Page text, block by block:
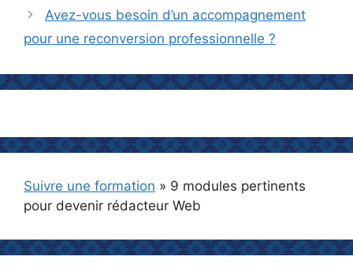
Avez-vous besoin d’un accompagnement
pour une reconversion professionnelle ?
Suivre une formation » 9 modules pertinents
pour devenir rédacteur Web